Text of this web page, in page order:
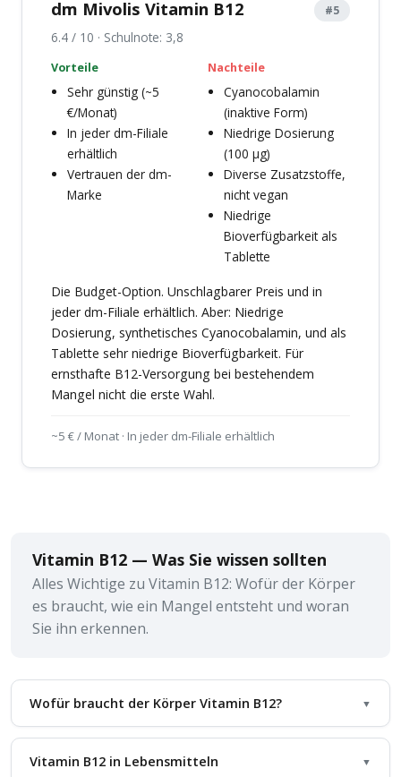
dm Mivolis Vitamin B12
6.4 / 10 · Schulnote: 3,8
#5
Vorteile
Sehr günstig (~5
€/Monat)
In jeder dm-Filiale
erhältlich
Vertrauen der dm-
Marke
Nachteile
Cyanocobalamin
(inaktive Form)
Niedrige Dosierung
(100 µg)
Diverse Zusatzstoffe,
nicht vegan
Niedrige
Bioverfügbarkeit als
Tablette
Die Budget-Option. Unschlagbarer Preis und in
jeder dm-Filiale erhältlich. Aber: Niedrige
Dosierung, synthetisches Cyanocobalamin, und als
Tablette sehr niedrige Bioverfügbarkeit. Für
ernsthafte B12-Versorgung bei bestehendem
Mangel nicht die erste Wahl.
~5 € / Monat · In jeder dm-Filiale erhältlich
Vitamin B12 — Was Sie wissen sollten
Alles Wichtige zu Vitamin B12: Wofür der Körper
es braucht, wie ein Mangel entsteht und woran
Sie ihn erkennen.
Wofür braucht der Körper Vitamin B12? ▼
Vitamin B12 in Lebensmitteln ▼